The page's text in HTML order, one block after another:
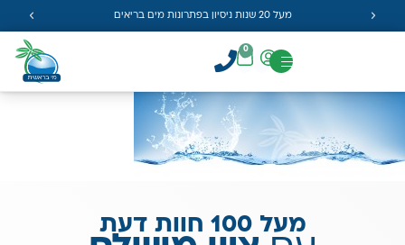
מעל 20 שנות ניסיון בפתרונות מים בריאים
0
מעל 100 חוות דעת